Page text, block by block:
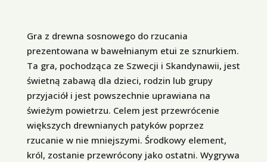
Gra z drewna sosnowego do rzucania
prezentowana w bawełnianym etui ze sznurkiem.
Ta gra, pochodząca ze Szwecji i Skandynawii, jest
świetną zabawą dla dzieci, rodzin lub grupy
przyjaciół i jest powszechnie uprawiana na
świeżym powietrzu. Celem jest przewrócenie
większych drewnianych patyków poprzez
rzucanie w nie mniejszymi. Środkowy element,
król, zostanie przewrócony jako ostatni. Wygrywa